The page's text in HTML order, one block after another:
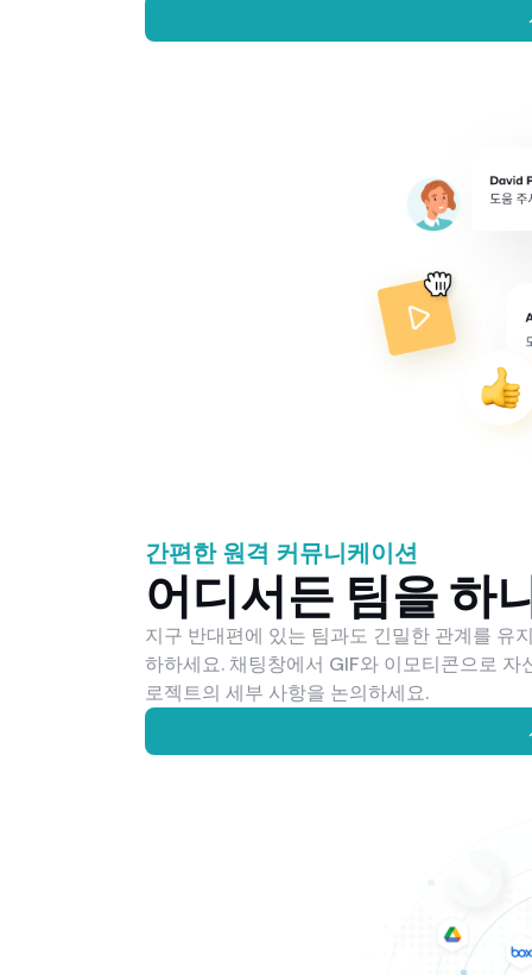
간편한 원격 커뮤니케이션
어디서든 팀을 하
지구 반대편에 있는 팀과도 긴밀한 관계를 유
하하세요. 채팅창에서 GIF와 이모티콘으로
로젝트의 세부 사항을 논의하세요.